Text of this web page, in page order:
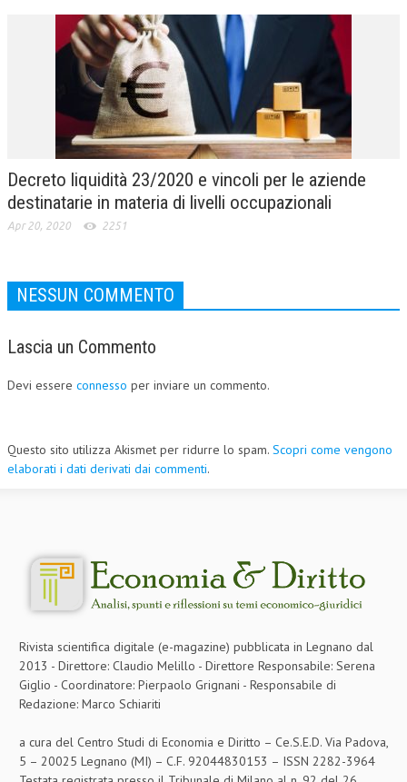
Decreto liquidità 23/2020 e vincoli per le aziende
destinatarie in materia di livelli occupazionali
Apr 20, 2020 2251
NESSUN COMMENTO
Lascia un Commento
Devi essere connesso per inviare un commento.
Questo sito utilizza Akismet per ridurre lo spam. Scopri come vengono
elaborati i dati derivati dai commenti.
Rivista scientifica digitale (e-magazine) pubblicata in Legnano dal
2013 - Direttore: Claudio Melillo - Direttore Responsabile: Serena
Giglio - Coordinatore: Pierpaolo Grignani - Responsabile di
Redazione: Marco Schiariti
a cura del Centro Studi di Economia e Diritto – Ce.S.E.D. Via Padova,
5 – 20025 Legnano (MI) – C.F. 92044830153 – ISSN 2282-3964